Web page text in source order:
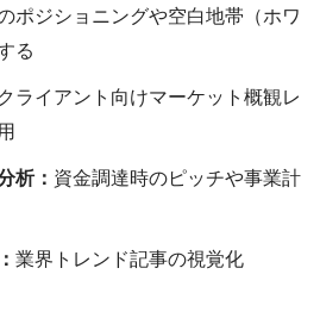
ポジショニングや空白地帯（ホワ
る
クライアント向けマーケット概観レ
析： 資金調達時のピッチや事業計
業界トレンド記事の視覚化